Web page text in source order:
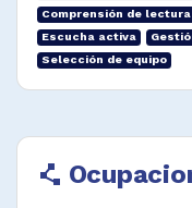
Comprensión de lectura
Escucha activa
Selección de equipo
polyline